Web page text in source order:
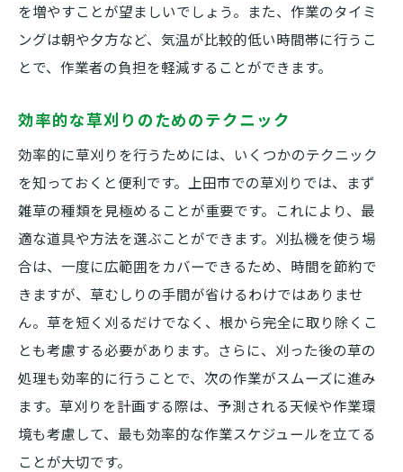
を増やすことが望ましいでしょう。また、作業のタイミ
ングは朝や夕方など、気温が比較的低い時間帯に行うこ
とで、作業者の負担を軽減することができます。
効率的な草刈りのためのテクニック
効率的に草刈りを行うためには、いくつかのテクニック
を知っておくと便利です。上田市での草刈りでは、まず
雑草の種類を見極めることが重要です。これにより、最
適な道具や方法を選ぶことができます。刈払機を使う場
合は、一度に広範囲をカバーできるため、時間を節約で
きますが、草むしりの手間が省けるわけではありませ
ん。草を短く刈るだけでなく、根から完全に取り除くこ
とも考慮する必要があります。さらに、刈った後の草の
処理も効率的に行うことで、次の作業がスムーズに進み
ます。草刈りを計画する際は、予測される天候や作業環
境も考慮して、最も効率的な作業スケジュールを立てる
ことが大切です。